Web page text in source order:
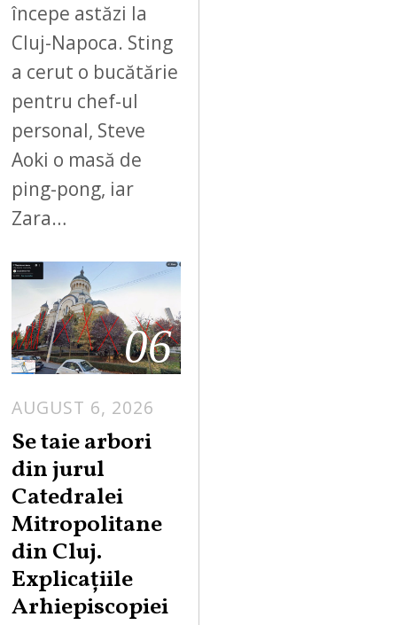
începe astăzi la
Cluj-Napoca. Sting
a cerut o bucătărie
pentru chef-ul
personal, Steve
Aoki o masă de
ping-pong, iar
Zara…
06
AUGUST 6, 2026
Se taie arbori
din jurul
Catedralei
Mitropolitane
din Cluj.
Explicațiile
Arhiepiscopiei